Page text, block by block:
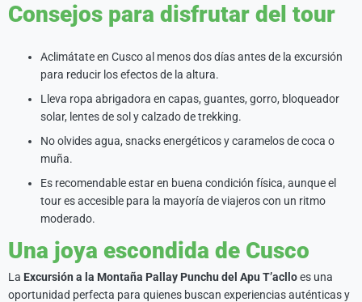
Consejos para disfrutar del tour
Aclimátate en Cusco al menos dos días antes de la excursión
para reducir los efectos de la altura.
Lleva ropa abrigadora en capas, guantes, gorro, bloqueador
solar, lentes de sol y calzado de trekking.
No olvides agua, snacks energéticos y caramelos de coca o
muña.
Es recomendable estar en buena condición física, aunque el
tour es accesible para la mayoría de viajeros con un ritmo
moderado.
Una joya escondida de Cusco
La Excursión a la Montaña Pallay Punchu del Apu T’aclloes una
oportunidad perfecta para quienes buscan experiencias auténticas y